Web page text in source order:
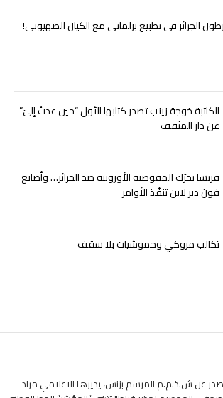
الجزائر في تطبيع برلماني مع الكيان الصهيوني!
الكاتبة خوجة زينب تصدر كتابها الأول “حين عدتُ إليّ”
عن دار المثقف
فرنسا تحرّك المفوضية الأوروبية ضد الجزائر… وأصابع
فون دير لاين تنفّذ الأوامر
تكالب مروكي وحموشيات بلا سقف
عن ش.ذ.م.م المرسم بزنس، يديرها الاعلامي مراد